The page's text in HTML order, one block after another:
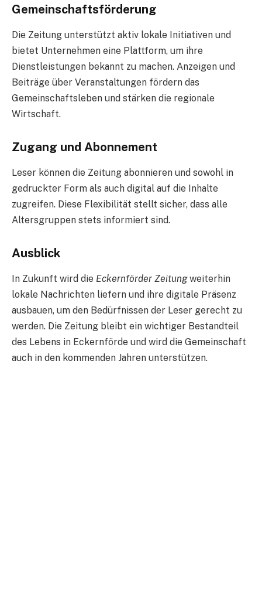
Gemeinschaftsförderung
Die Zeitung unterstützt aktiv lokale Initiativen und
bietet Unternehmen eine Plattform, um ihre
Dienstleistungen bekannt zu machen. Anzeigen und
Beiträge über Veranstaltungen fördern das
Gemeinschaftsleben und stärken die regionale
Wirtschaft.
Zugang und Abonnement
Leser können die Zeitung abonnieren und sowohl in
gedruckter Form als auch digital auf die Inhalte
zugreifen. Diese Flexibilität stellt sicher, dass alle
Altersgruppen stets informiert sind.
Ausblick
In Zukunft wird die Eckernförder Zeitungweiterhin
lokale Nachrichten liefern und ihre digitale Präsenz
ausbauen, um den Bedürfnissen der Leser gerecht zu
werden. Die Zeitung bleibt ein wichtiger Bestandteil
des Lebens in Eckernförde und wird die Gemeinschaft
auch in den kommenden Jahren unterstützen.